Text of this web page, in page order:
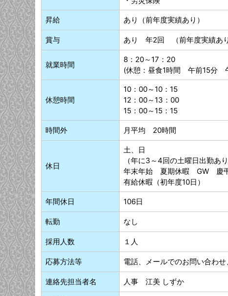
昇給 あり（前年度実績あり）
賞与 あり 年2回 （前年度実績あり
就業時間
8：20～17：20
(休憩：昼食1時間 午前15分
休憩時間
10：00～10：15
12：00～13：00
15：00～15：15
時間外 月平均 20時間
休日
土、日
（年に3～4回の土曜日出勤あ
年末年始 夏期休暇 GW 慶
有給休暇（初年度10日）
年間休日 106日
転勤 なし
採用人数 １人
応募方法等 電話、メールでのお問い合わ
連絡先担当者名 人事 江美 しずか